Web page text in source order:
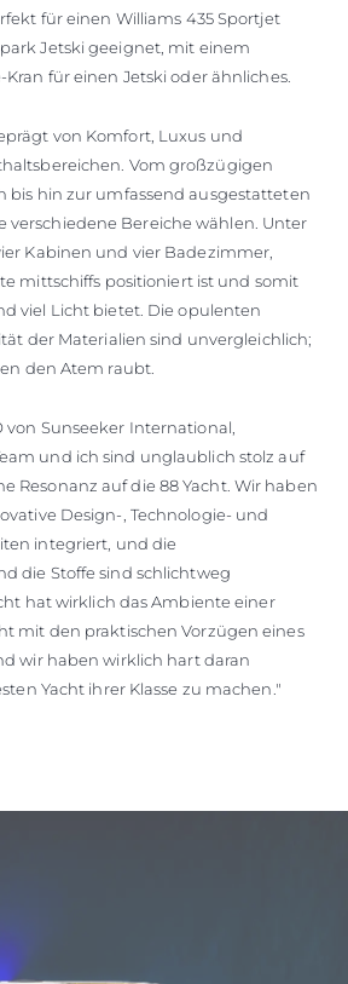
für einen Williams 435 Sportjet
Jetski geeignet, mit einem
für einen Jetski oder ähnliches.
von Komfort, Luxus und
Vom großzügigen
bis hin zur umfassend ausgestatteten
verschiedene Bereiche wählen. Unter
Kabinen und vier Badezimmer,
mittschiffs positioniert ist und somit
viel Licht bietet. Die opulenten
der Materialien sind unvergleichlich;
den Atem raubt.
von Sunseeker International,
und ich sind unglaublich stolz auf
Resonanz auf die 88 Yacht. Wir haben
Design-, Technologie- und
integriert, und die
die Stoffe sind schlichtweg
hat wirklich das Ambiente einer
mit den praktischen Vorzügen eines
wir haben wirklich hart daran
Yacht ihrer Klasse zu machen."